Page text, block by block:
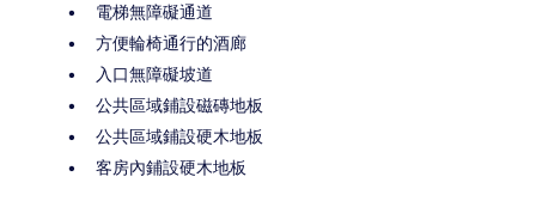
電梯無障礙通道
方便輪椅通行的酒廊
入口無障礙坡道
公共區域鋪設磁磚地板
公共區域鋪設硬木地板
客房內鋪設硬木地板